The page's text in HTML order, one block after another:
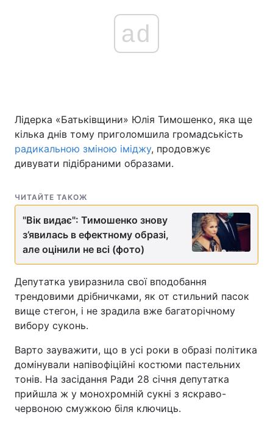
ad
Лідерка «Батьківщини» Юлія Тимошенко, яка ще
кілька днів тому приголомшила громадськість
радикальною зміною іміджу, продовжує
дивувати підібраними образами.
ЧИТАЙТЕ ТАКОЖ
"Вік видає": Тимошенко знову
з’явилась в ефектному образі,
але оцінили не всі (фото)
Депутатка увиразнила свої вподобання
трендовими дрібничками, як от стильний пасок
вище стегон, і не зрадила вже багаторічному
вибору суконь.
Варто зауважити, що в усі роки в образі політика
домінували напівофіційні костюми пастельних
тонів. На засідання Ради 28 січня депутатка
прийшла ж у монохромній сукні з яскраво-
червоною смужкою біля ключиць.